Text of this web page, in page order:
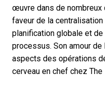
œuvre dans de nombreux
faveur de la
planification globale et
processus. Son amour
aspects des opérations
cerveau en chef chez The